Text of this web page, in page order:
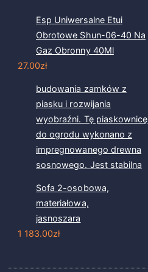
Esp Uniwersalne Etui
Obrotowe Shun-06-40 Na
Gaz Obronny 40Ml
27.00zł
budowania zamków z
piasku i rozwijania
wyobraźni. Tę piaskownicę
do ogrodu wykonano z
impregnowanego drewna
sosnowego. Jest stabilna
Sofa 2-osobowa,
materiałowa,
jasnoszara
1 183.00zł